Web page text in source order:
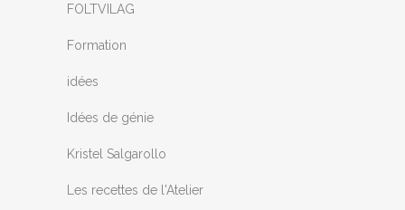
FOLTVILAG
Formation
idées
Idées de génie
Kristel Salgarollo
Les recettes de l'Atelier